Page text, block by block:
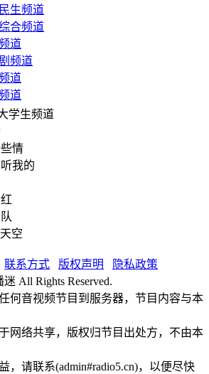
生频道
合频道
道
频道
道
道
学生频道
情
我的
空
联系方式 版权声明
隐私政策
All Rights Reserved.
何音视频节目到服务器，节目内容与本
网络共享，版权归节目出处方，不由本
，请联系(admin#radio5.cn)，以便尽快